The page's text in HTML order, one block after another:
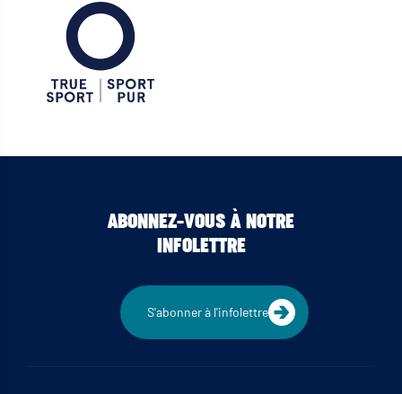
ABONNEZ-VOUS À NOTRE
INFOLETTRE
S'abonner à l'infolettre